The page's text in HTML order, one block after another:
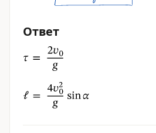
Ответ